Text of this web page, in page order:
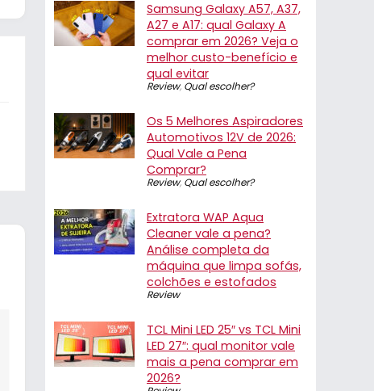
Samsung Galaxy A57, A37,
A27 e A17: qual Galaxy A
comprar em 2026? Veja o
melhor custo-benefício e
qual evitar
Review, Qual escolher?
Os 5 Melhores Aspiradores
Automotivos 12V de 2026:
Qual Vale a Pena
Comprar?
Review, Qual escolher?
Extratora WAP Aqua
Cleaner vale a pena?
Análise completa da
máquina que limpa sofás,
colchões e estofados
Review
TCL Mini LED 25″ vs TCL Mini
LED 27″: qual monitor vale
mais a pena comprar em
2026?